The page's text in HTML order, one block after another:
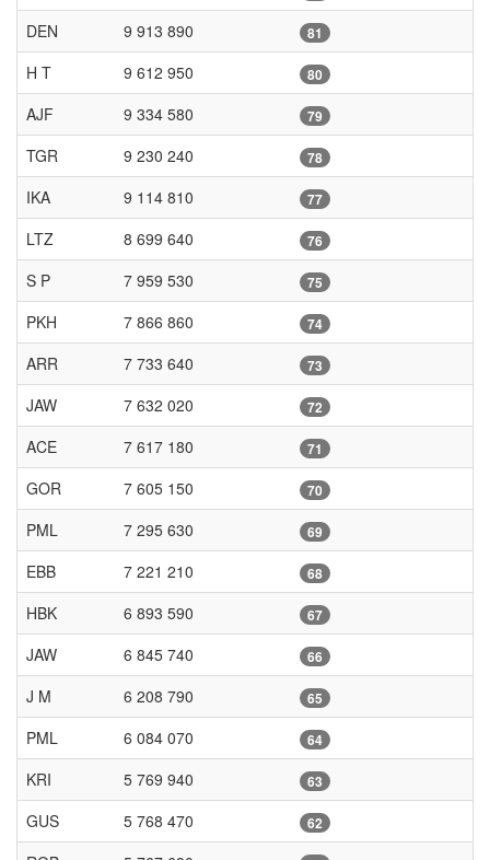
DEN 9 913 890 81
H T 9 612 950 80
AJF 9 334 580 79
TGR 9 230 240 78
IKA 9 114 810 77
LTZ 8 699 640 76
S P 7 959 530 75
PKH 7 866 860 74
ARR 7 733 640 73
JAW 7 632 020 72
ACE 7 617 180 71
GOR 7 605 150 70
PML 7 295 630 69
EBB 7 221 210 68
HBK 6 893 590 67
JAW 6 845 740 66
J M 6 208 790 65
PML 6 084 070 64
KRI 5 769 940 63
GUS 5 768 470 62